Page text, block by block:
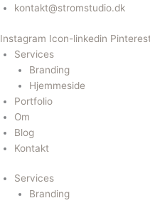
Gå
indholdet
kontakt@stromstudio.dk
Instagram Icon-linkedin Pinterest
Services
Branding
Hjemmeside
Portfolio
Om
Blog
Kontakt
Services
Branding